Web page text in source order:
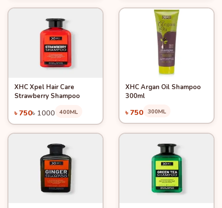
Quick ViewAdd to Cart
XHC Xpel Hair Care
Strawberry Shampoo
৳ 750৳ 1000 400ML
Quick ViewAdd to Cart
XHC Argan Oil Shampoo
300ml
৳ 750 300ML